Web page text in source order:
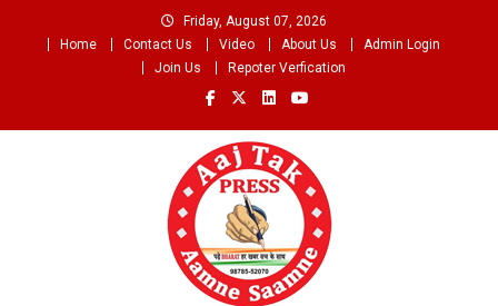
Friday, August 07, 2026
Home
Contact Us Video About Us
Admin Login
Join Us
Repoter Verfication